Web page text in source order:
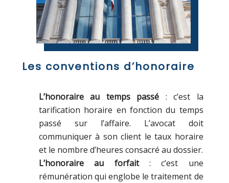
Les conventions d’honoraire
L’honoraire au temps passé : c’est la
tarification horaire en fonction du temps
passé sur l’affaire. L’avocat doit
communiquer à son client le taux horaire
et le nombre d’heures consacré au dossier.
L’honoraire au forfait: c’est une
rémunération qui englobe le traitement de